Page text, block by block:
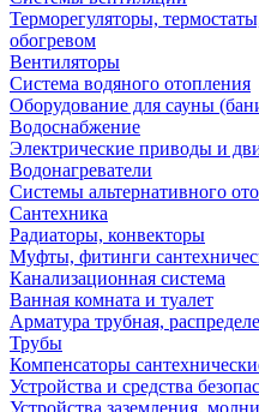
Терморегуляторы,
обогревом
Вентиляторы
Система водяного отопления
Оборудование для сауны
Водоснабжение
Электрические приводы и
Водонагреватели
Системы альтернативного
Сантехника
Радиаторы, конвекторы
Муфты, фитинги
Канализационная система
Ванная комната и туалет
Арматура трубная,
Трубы
Компенсаторы
Устройства и средства
Устройства заземления,